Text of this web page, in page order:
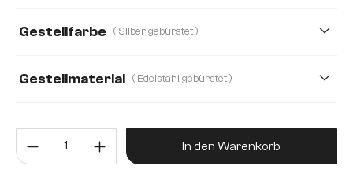
Gestellfarbe ( Silber gebürstet )
Gestellmaterial ( Edelstahl gebürstet )
Holz Metall Produkt Anzahl: Gib den
In den Warenkorb